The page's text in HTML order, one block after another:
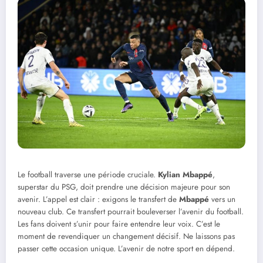
Le football traverse une période cruciale. Kylian Mbappé,
superstar du PSG, doit prendre une décision majeure pour son
avenir. L’appel est clair : exigons le transfert de Mbappé vers un
nouveau club. Ce transfert pourrait bouleverser l’avenir du football.
Les fans doivent s’unir pour faire entendre leur voix. C’est le
moment de revendiquer un changement décisif. Ne laissons pas
passer cette occasion unique. L’avenir de notre sport en dépend.